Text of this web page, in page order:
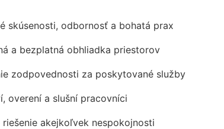
skúsenosti, odbornosť a bohatá prax
a bezplatná obhliadka priestorov
zodpovednosti za poskytované služby
overení a slušní pracovníci
akejkoľvek nespokojnosti